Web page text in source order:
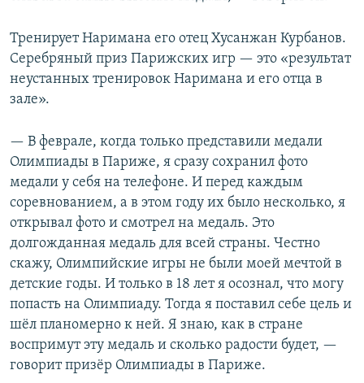
Тренирует Наримана его отец Хусанжан Курбанов.
Серебряный приз Парижских игр — это «результат
неустанных тренировок Наримана и его отца в
зале».
— В феврале, когда только представили медали
Олимпиады в Париже, я сразу сохранил фото
медали у себя на телефоне. И перед каждым
соревнованием, а в этом году их было несколько, я
открывал фото и смотрел на медаль. Это
долгожданная медаль для всей страны. Честно
скажу, Олимпийские игры не были моей мечтой в
детские годы. И только в 18 лет я осознал, что могу
попасть на Олимпиаду. Тогда я поставил себе цель и
шёл планомерно к ней. Я знаю, как в стране
воспримут эту медаль и сколько радости будет, —
говорит призёр Олимпиады в Париже.